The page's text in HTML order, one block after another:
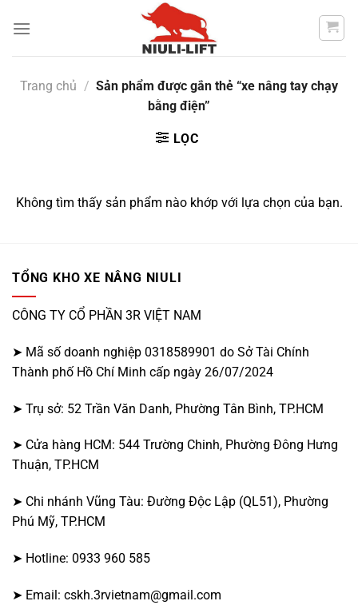
đến
Trang chủ / Sản phẩm được gắn thẻ “xe nâng tay chạy
bằng điện”
LỌC
Không tìm thấy sản phẩm nào khớp với lựa chọn của bạn.
TỔNG KHO XE NÂNG NIULI
CÔNG TY CỔ PHẦN 3R VIỆT NAM
➤ Mã số doanh nghiệp 0318589901 do Sở Tài Chính
Thành phố Hồ Chí Minh cấp ngày 26/07/2024
➤ Trụ sở: 52 Trần Văn Danh, Phường Tân Bình, TP.HCM
➤ Cửa hàng HCM: 544 Trường Chinh, Phường Đông Hưng
Thuận, TP.HCM
➤ Chi nhánh Vũng Tàu: Đường Độc Lập (QL51), Phường
Phú Mỹ, TP.HCM
➤ Hotline: 0933 960 585
➤ Email: cskh.3rvietnam@gmail.com